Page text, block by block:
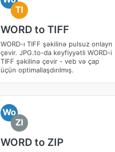
TI
WORD to TIFF
WORD-ı TIFF şəkilinə pulsuz onlayn
çevir. JPG.to-da keyfiyyətli WORD-i
TIFF şəkilinə çevir - veb və çap
üçün optimallaşdırılmış.
Wo
ZI
WORD to ZIP